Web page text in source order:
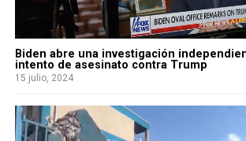
Biden abre una investigación
intento de asesinato contra Trump
15 julio, 2024